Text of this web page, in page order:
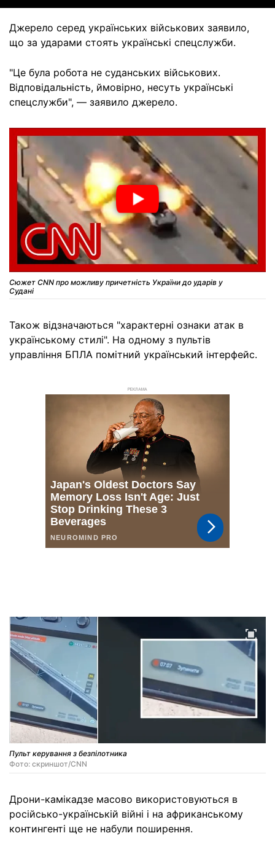
Джерело серед українських військових заявило,
що за ударами стоять українські спецслужби.
"Це була робота не суданських військових.
Відповідальність, ймовірно, несуть українські
спецслужби", — заявило джерело.
Сюжет CNN про можливу причетність України до ударів у
Судані
Також відзначаються "характерні ознаки атак в
українському стилі". На одному з пультів
управління БПЛА помітний український інтерфейс.
РЕКЛАМА
Пульт керування з безпілотника
Фото: скриншот/CNN
Дрони-камікадзе масово використовуються в
російсько-українській війні і на африканському
контингенті ще не набули поширення.